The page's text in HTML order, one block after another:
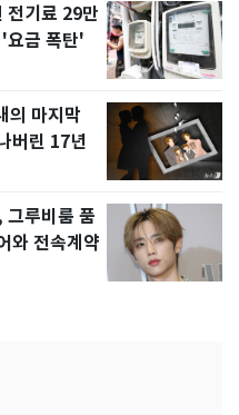
전기료 29만
금 폭탄'
의 마지막
버린 17년
루비룸 품
와 전속계약